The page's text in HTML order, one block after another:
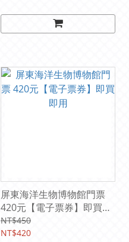
屏東海洋生物博物館門票
420元【電子票券】即買即
用
NT$450
NT$420